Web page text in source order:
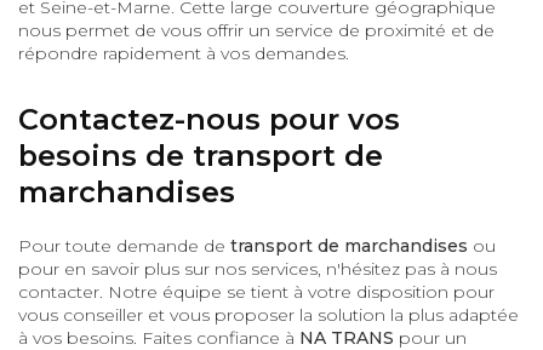
et Seine-et-Marne. Cette large couverture géographique
nous permet de vous offrir un service de proximité et de
répondre rapidement à vos demandes.
Contactez-nous pour vos
besoins de transport de
marchandises
Pour toute demande de transport de marchandises ou
pour en savoir plus sur nos services, n'hésitez pas à nous
contacter. Notre équipe se tient à votre disposition pour
vous conseiller et vous proposer la solution la plus adaptée
à vos besoins. Faites confiance à NA TRANS pour un